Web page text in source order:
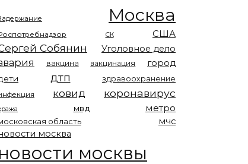
Москва
СК США
Собянин Уголовное дело
вакцина вакцинация город
дтп здравоохранение
ковид коронавирус
мвд метро
область
мчс
москва
новости москвы